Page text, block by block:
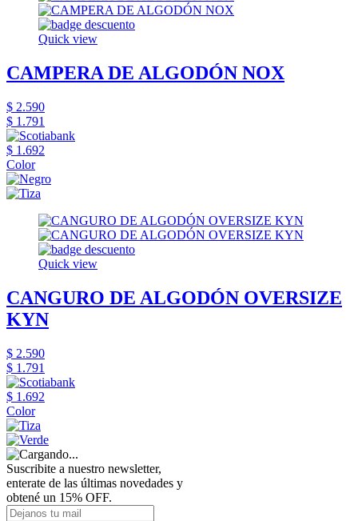
Quick view
CAMPERA DE ALGODÓN NOX
$ 2.590
$ 1.791
$ 1.692
Color
Quick view
CANGURO DE ALGODÓN OVERSIZE
KYN
$ 2.590
$ 1.791
$ 1.692
Color
Suscribite a nuestro newsletter,
enterate de las últimas novedades y
obtené un 15% OFF.